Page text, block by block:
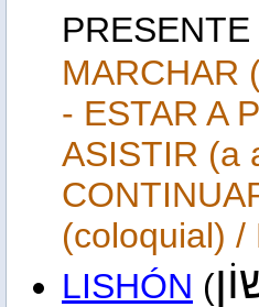
MARCHAR
- ESTAR A
ASISTIR (a
(coloquial)
LISHÓN (